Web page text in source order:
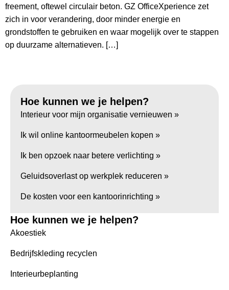
freement, oftewel circulair beton. GZ OfficeXperience zet
zich in voor verandering, door minder energie en
grondstoffen te gebruiken en waar mogelijk over te stappen
op duurzame alternatieven. […]
Hoe kunnen we je helpen?
Interieur voor mijn organisatie vernieuwen »
Ik wil online kantoormeubelen kopen »
Ik ben opzoek naar betere verlichting »
Geluidsoverlast op werkplek reduceren »
De kosten voor een kantoorinrichting »
Hoe kunnen we je helpen?
Akoestiek
Bedrijfskleding recyclen
Interieurbeplanting